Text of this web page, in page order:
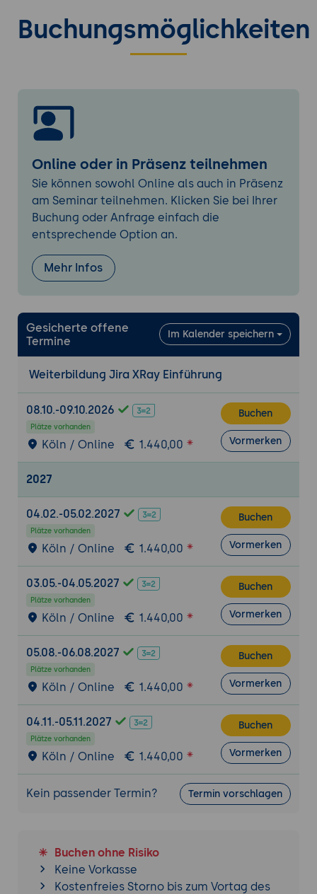
Buchungsmöglichkeiten
Online oder in Präsenz teilnehmen
Sie können sowohl Online als auch in Präsenz
am Seminar teilnehmen. Klicken Sie bei Ihrer
Buchung oder Anfrage einfach die
entsprechende Option an.
Mehr Infos
Gesicherte offene
Termine
Im Kalender speichern
Weiterbildung Jira XRay Einführung
08.10.-09.10.2026
Plätze vorhanden
Köln / Online 1.440,00
Buchen
Vormerken
2027
04.02.-05.02.2027
Plätze vorhanden
Köln / Online 1.440,00
Buchen
Vormerken
03.05.-04.05.2027
Plätze vorhanden
Köln / Online 1.440,00
Buchen
Vormerken
05.08.-06.08.2027
Plätze vorhanden
Köln / Online 1.440,00
Buchen
Vormerken
04.11.-05.11.2027
Plätze vorhanden
Köln / Online 1.440,00
Buchen
Vormerken
Kein passender Termin? Termin vorschlagen
Buchen ohne Risiko
Keine Vorkasse
Kostenfreies Storno bis zum Vortag des